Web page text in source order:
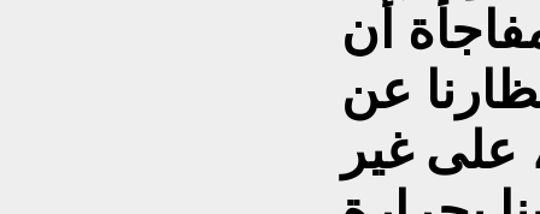
أن
عن
على غير